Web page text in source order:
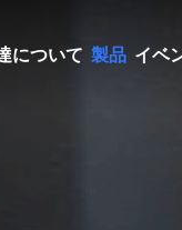
について 製品 イベ